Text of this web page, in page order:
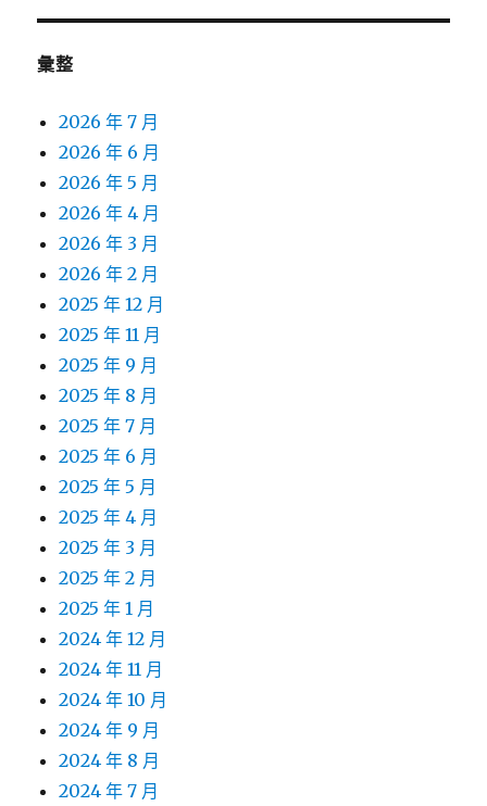
彙整
2026 年 7 月
2026 年 6 月
2026 年 5 月
2026 年 4 月
2026 年 3 月
2026 年 2 月
2025 年 12 月
2025 年 11 月
2025 年 9 月
2025 年 8 月
2025 年 7 月
2025 年 6 月
2025 年 5 月
2025 年 4 月
2025 年 3 月
2025 年 2 月
2025 年 1 月
2024 年 12 月
2024 年 11 月
2024 年 10 月
2024 年 9 月
2024 年 8 月
2024 年 7 月